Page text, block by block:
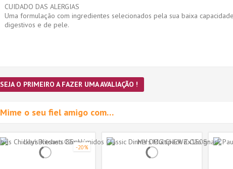
CUIDADO DAS ALERGIAS
Uma formulação com ingredientes selecionados pela sua baixa
digestivos e de pele.
SEJA O PRIMEIRO A FAZER UMA AVALIAÇÃO !
Mime o seu fiel amigo com…
-20%